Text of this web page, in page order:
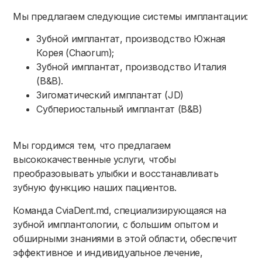
Мы предлагаем следующие системы имплантации:
Зубной имплантат, производство Южная
Корея (Chaorum);
Зубной имплантат, производство Италия
(B&B).
Зигоматический имплантат (JD)
Субпериостальный имплантат (B&B)
Мы гордимся тем, что предлагаем
высококачественные услуги, чтобы
преобразовывать улыбки и восстанавливать
зубную функцию наших пациентов.
Команда CviaDent.md, специализирующаяся на
зубной имплантологии, с большим опытом и
обширными знаниями в этой области, обеспечит
эффективное и индивидуальное лечение,